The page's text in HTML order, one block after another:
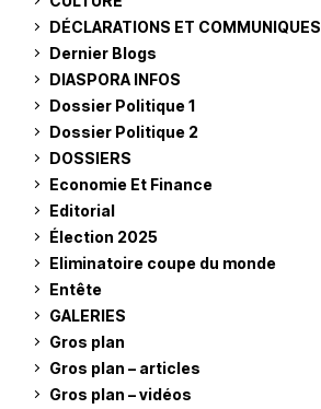
DÉCLARATIONS ET COMMUNIQUES
Dernier Blogs
DIASPORA INFOS
Dossier Politique 1
Dossier Politique 2
DOSSIERS
Economie Et Finance
Editorial
Élection 2025
Eliminatoire coupe du monde
Entête
GALERIES
Gros plan
Gros plan – articles
Gros plan – vidéos